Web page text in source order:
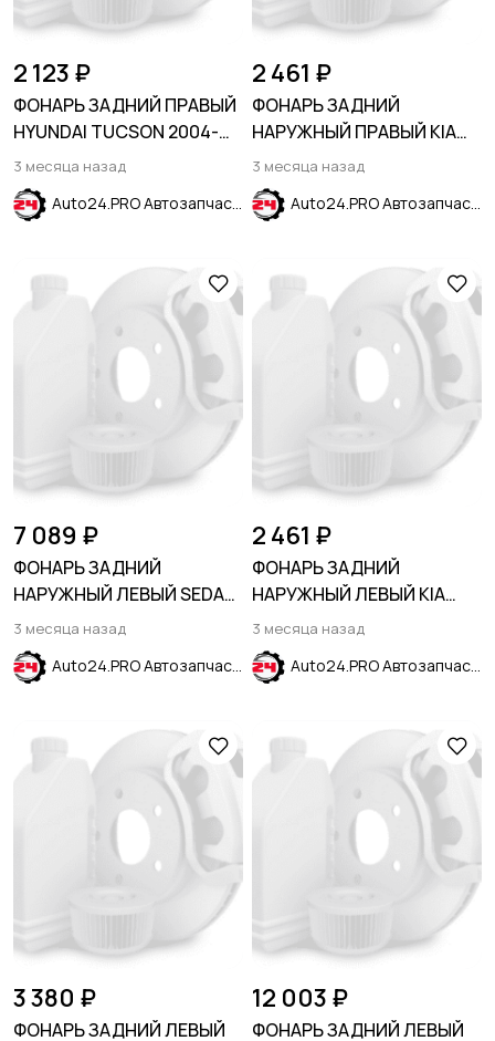
2 123 ₽
ФОНАРЬ ЗАДНИЙ ПРАВЫЙ
HYUNDAI TUCSON 2004-
2009
3 месяца назад
Auto24.PRO Автозапчасти
2 461 ₽
ФОНАРЬ ЗАДНИЙ
НАРУЖНЫЙ ПРАВЫЙ KIA
OPTIMA 2016-2020
3 месяца назад
Auto24.PRO Автозапчасти
7 089 ₽
ФОНАРЬ ЗАДНИЙ
НАРУЖНЫЙ ЛЕВЫЙ SEDAN
CHEVROLET CRUZE 2015-
2024
3 месяца назад
Auto24.PRO Автозапчасти
2 461 ₽
ФОНАРЬ ЗАДНИЙ
НАРУЖНЫЙ ЛЕВЫЙ KIA
OPTIMA 2016-2020
3 месяца назад
Auto24.PRO Автозапчасти
3 380 ₽
ФОНАРЬ ЗАДНИЙ ЛЕВЫЙ
12 003 ₽
ФОНАРЬ ЗАДНИЙ ЛЕВЫЙ